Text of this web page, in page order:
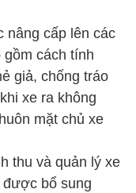
nâng cấp lên các
cách tính
giả, chống tráo
xe ra không
mặt chủ xe
thu và quản lý xe
được bổ sung